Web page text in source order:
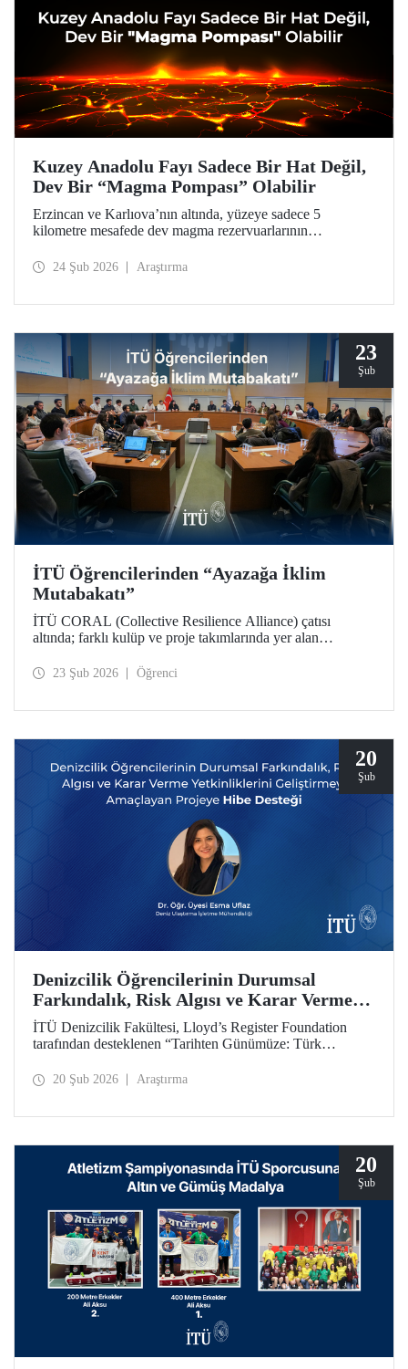
Kuzey Anadolu Fayı Sadece Bir Hat Değil,
Dev Bir “Magma Pompası” Olabilir
Erzincan ve Karlıova’nın altında, yüzeye sadece 5
kilometre mesafede dev magma rezervuarlarının
ezber bozucu bulgularıyla doğal afetlerden kaynaklanan
24 Şub 2026 Araştırma
23
Şub
İTÜ Öğrencilerinden “Ayazağa İklim
Mutabakatı”
İTÜ CORAL (Collective Resilience Alliance) çatısı
altında; farklı kulüp ve proje takımlarında yer alan
bütünleşik bir yaklaşımla ele alındığı COP31 Komisyonu
23 Şub 2026 Öğrenci
20
Şub
Denizcilik Öğrencilerinin Durumsal
Farkındalık, Risk Algısı ve Karar Verme
Yetkinliklerini Geliştirmeyi Amaçlayan
Projeye Hibe Desteği
İTÜ Denizcilik Fakültesi, Lloyd’s Register Foundation
tarafından desteklenen “Tarihten Günümüze: Türk
Archives to Action: Recreating Turkish Straits Navigation
20 Şub 2026 Araştırma
20
Şub